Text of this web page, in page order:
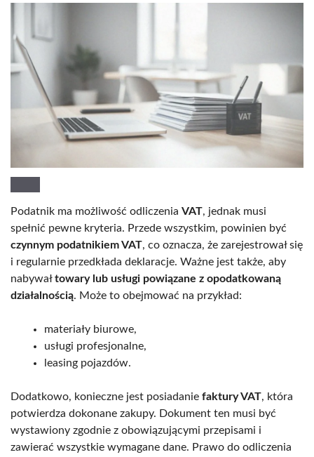
Podatnik ma możliwość odliczenia VAT, jednak musi
spełnić pewne kryteria. Przede wszystkim, powinien być
czynnym podatnikiem VAT, co oznacza, że zarejestrował się
i regularnie przedkłada deklaracje. Ważne jest także, aby
nabywałtowary lub usługi powiązane z opodatkowaną
działalnością. Może to obejmować na przykład:
materiały biurowe,
usługi profesjonalne,
leasing pojazdów.
Dodatkowo, konieczne jest posiadanie faktury VAT, która
potwierdza dokonane zakupy. Dokument ten musi być
wystawiony zgodnie z obowiązującymi przepisami i
zawierać wszystkie wymagane dane. Prawo do odliczenia